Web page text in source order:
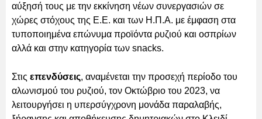
αύξησή τους με την εκκίνηση νέων συνεργασιών σε
χώρες στόχους της Ε.Ε. και των Η.Π.Α. με έμφαση στα
τυποποιημένα επώνυμα προϊόντα ρυζιού και οσπρίων
αλλά και στην κατηγορία των snacks.
Στις επενδύσεις, αναμένεται την προσεχή περίοδο του
αλωνισμού του ρυζιού, τον Οκτώβριο του 2023, να
λειτουργήσει η υπερσύγχρονη μονάδα παραλαβής,